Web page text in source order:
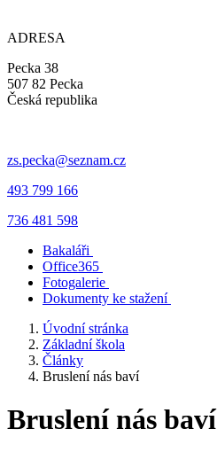
ADRESA
Pecka 38
507 82 Pecka
Česká republika
zs.pecka@seznam.cz
493 799 166
736 481 598
Bakaláři
Office365
Fotogalerie
Dokumenty ke stažení
Úvodní stránka
Základní škola
Články
Bruslení nás baví
Bruslení nás baví